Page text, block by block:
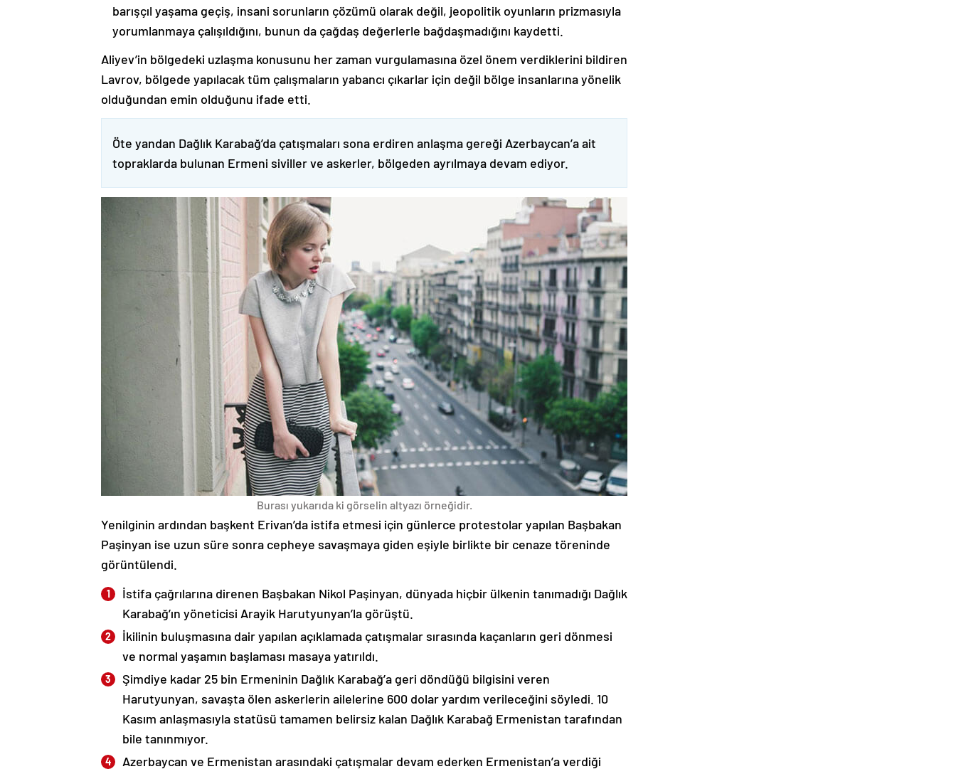
barışçıl yaşama geçiş, insani sorunların çözümü olarak değil, jeopolitik oyunların prizmasıyla
yorumlanmaya çalışıldığını, bunun da çağdaş değerlerle bağdaşmadığını kaydetti.
Aliyev’in bölgedeki uzlaşma konusunu her zaman vurgulamasına özel önem verdiklerini bildiren
Lavrov, bölgede yapılacak tüm çalışmaların yabancı çıkarlar için değil bölge insanlarına yönelik
olduğundan emin olduğunu ifade etti.
Öte yandan Dağlık Karabağ’da çatışmaları sona erdiren anlaşma gereği Azerbaycan’a ait
topraklarda bulunan Ermeni siviller ve askerler, bölgeden ayrılmaya devam ediyor.
Burası yukarıda ki görselin altyazı örneğidir.
Yenilginin ardından başkent Erivan’da istifa etmesi için günlerce protestolar yapılan Başbakan
Paşinyan ise uzun süre sonra cepheye savaşmaya giden eşiyle birlikte bir cenaze töreninde
görüntülendi.
İstifa çağrılarına direnen Başbakan Nikol Paşinyan, dünyada hiçbir ülkenin tanımadığı Dağlık
Karabağ’ın yöneticisi Arayik Harutyunyan’la görüştü.
İkilinin buluşmasına dair yapılan açıklamada çatışmalar sırasında kaçanların geri dönmesi
ve normal yaşamın başlaması masaya yatırıldı.
Şimdiye kadar 25 bin Ermeninin Dağlık Karabağ’a geri döndüğü bilgisini veren
Harutyunyan, savaşta ölen askerlerin ailelerine 600 dolar yardım verileceğini söyledi. 10
Kasım anlaşmasıyla statüsü tamamen belirsiz kalan Dağlık Karabağ Ermenistan tarafından
bile tanınmıyor.
Azerbaycan ve Ermenistan arasındaki çatışmalar devam ederken Ermenistan’a verdiği